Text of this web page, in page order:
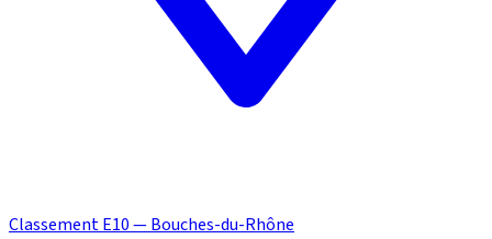
Classement E10 — Bouches-du-Rhône